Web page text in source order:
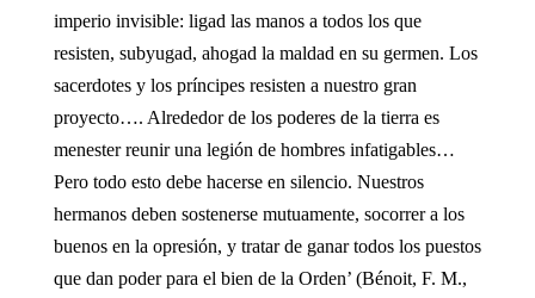
imperio invisible: ligad las manos a todos los que
resisten, subyugad, ahogad la maldad en su germen. Los
sacerdotes y los príncipes resisten a nuestro gran
proyecto…. Alrededor de los poderes de la tierra es
menester reunir una legión de hombres infatigables…
Pero todo esto debe hacerse en silencio. Nuestros
hermanos deben sostenerse mutuamente, socorrer a los
buenos en la opresión, y tratar de ganar todos los puestos
que dan poder para el bien de la Orden’ (Bénoit, F. M.,